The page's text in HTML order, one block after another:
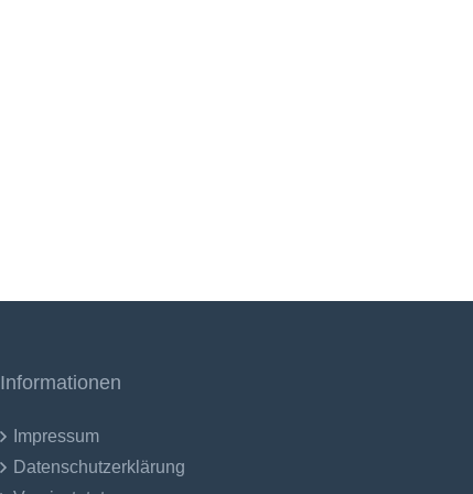
Informationen
Impressum
Datenschutzerklärung